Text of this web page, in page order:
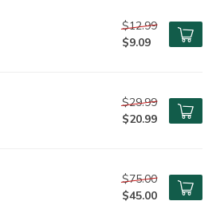
$12.99
$9.09
$29.99
$20.99
$75.00
$45.00